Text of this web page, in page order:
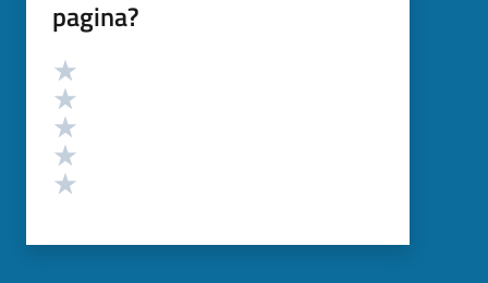
pagina?
Valutazione